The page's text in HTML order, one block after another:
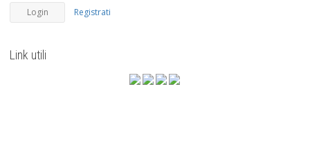
Registrati
Link utili